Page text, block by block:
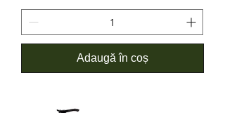
Adaugă în coș